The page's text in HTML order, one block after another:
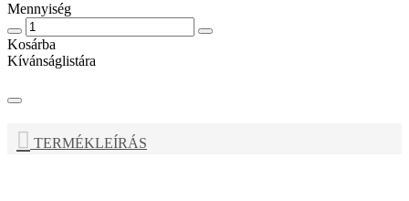
Mennyiség
Kosárba
Kívánságlistára
TERMÉKLEÍRÁS